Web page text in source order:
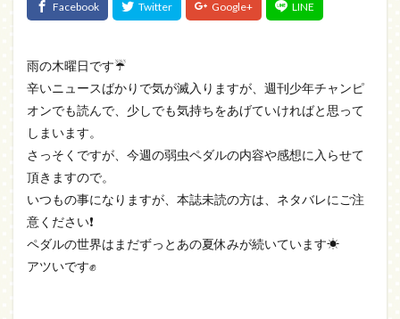
雨の木曜日です☔
辛いニュースばかりで気が滅入りますが、週刊少年チャンピ
オンでも読んで、少しでも気持ちをあげていければと思って
しまいます。
さっそくですが、今週の弱虫ペダルの内容や感想に入らせて
頂きますので。
いつもの事になりますが、本誌未読の方は、ネタバレにご注
意ください❗
ペダルの世界はまだずっとあの夏休みが続いています☀
アツいです✊